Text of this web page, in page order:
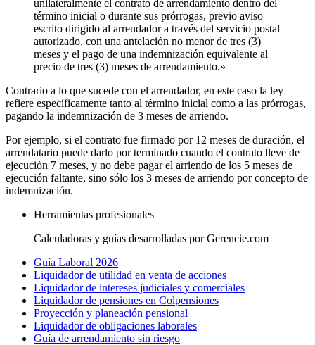
unilateralmente el contrato de arrendamiento dentro del
término inicial o durante sus prórrogas, previo aviso
escrito dirigido al arrendador a través del servicio postal
autorizado, con una antelación no menor de tres (3)
meses y el pago de una indemnización equivalente al
precio de tres (3) meses de arrendamiento.»
Contrario a lo que sucede con el arrendador, en este caso la ley
refiere específicamente tanto al término inicial como a las prórrogas,
pagando la indemnización de 3 meses de arriendo.
Por ejemplo, si el contrato fue firmado por 12 meses de duración, el
arrendatario puede darlo por terminado cuando el contrato lleve de
ejecución 7 meses, y no debe pagar el arriendo de los 5 meses de
ejecución faltante, sino sólo los 3 meses de arriendo por concepto de
indemnización.
Herramientas profesionales
Calculadoras y guías desarrolladas por Gerencie.com
Guía Laboral 2026
Liquidador de utilidad en venta de acciones
Liquidador de intereses judiciales y comerciales
Liquidador de pensiones en Colpensiones
Proyección y planeación pensional
Liquidador de obligaciones laborales
Guía de arrendamiento sin riesgo